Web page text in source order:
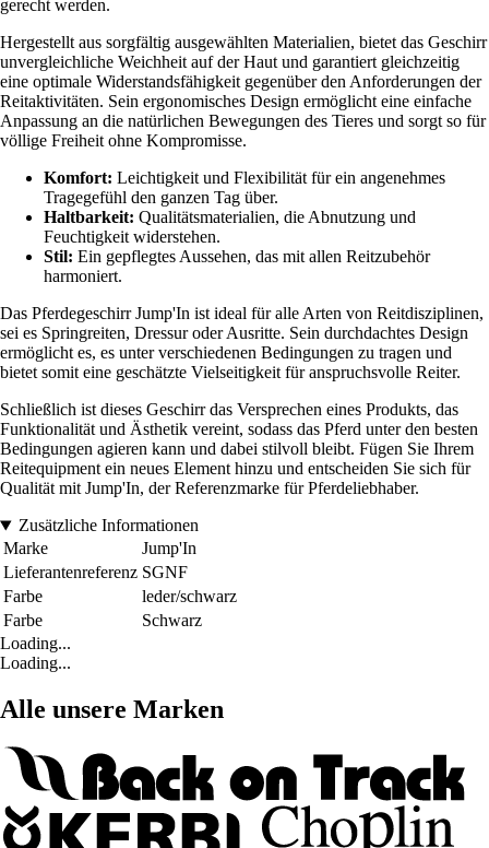
gerecht werden.
Hergestellt aus sorgfältig ausgewählten Materialien, bietet das Geschirr
unvergleichliche Weichheit auf der Haut und garantiert gleichzeitig
eine optimale Widerstandsfähigkeit gegenüber den Anforderungen der
Reitaktivitäten. Sein ergonomisches Design ermöglicht eine einfache
Anpassung an die natürlichen Bewegungen des Tieres und sorgt so für
völlige Freiheit ohne Kompromisse.
Komfort: Leichtigkeit und Flexibilität für ein angenehmes
Tragegefühl den ganzen Tag über.
Haltbarkeit: Qualitätsmaterialien, die Abnutzung und
Feuchtigkeit widerstehen.
Stil: Ein gepflegtes Aussehen, das mit allen Reitzubehör
harmoniert.
Das Pferdegeschirr Jump'In ist ideal für alle Arten von Reitdisziplinen,
sei es Springreiten, Dressur oder Ausritte. Sein durchdachtes Design
ermöglicht es, es unter verschiedenen Bedingungen zu tragen und
bietet somit eine geschätzte Vielseitigkeit für anspruchsvolle Reiter.
Schließlich ist dieses Geschirr das Versprechen eines Produkts, das
Funktionalität und Ästhetik vereint, sodass das Pferd unter den besten
Bedingungen agieren kann und dabei stilvoll bleibt. Fügen Sie Ihrem
Reitequipment ein neues Element hinzu und entscheiden Sie sich für
Qualität mit Jump'In, der Referenzmarke für Pferdeliebhaber.
Zusätzliche Informationen
Marke
Jump'In
Lieferantenreferenz SGNF
Farbe
leder/schwarz
Farbe
Schwarz
Loading...
Loading...
Alle unsere Marken